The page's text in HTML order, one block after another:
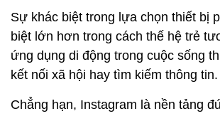
Sự khác biệt trong lựa chọn thiết bị
biệt lớn hơn trong cách thế hệ trẻ
ứng dụng di động trong cuộc sống
kết nối xã hội hay tìm kiếm thông tin.
Chẳng hạn, Instagram là nền tảng